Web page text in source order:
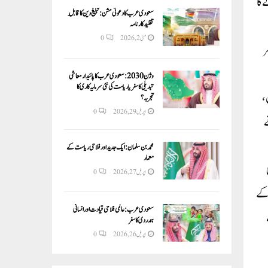
لائن کے
سعودی عرب کا دعوتی مشن: تبلیغ دین کا قابلِ
تقلید کارنامہ
مئی 2, 2026 0
وژن 2030:سعودی عرب کا پائیدار معاشی
تبدیلی کا سفر یا ریاست کی نئی سرمایہ کاری کا
تجربہ؟
اپریل 29, 2026 0
محمد بن سلمان: ایک جدید اور فلاحی ریاست کے
معمار
اپریل 27, 2026 0
سعودی عرب: عالمی فلاحی قیادت اور انسانی
ہمدردی کا سفر
اپریل 26, 2026 0